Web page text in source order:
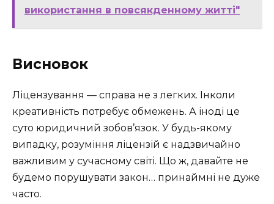
використання в повсякденному житті"
Висновок
Ліцензування — справа не з легких. Інколи
креативність потребує обмежень. А іноді це
суто юридичний зобов’язок. У будь-якому
випадку, розуміння ліцензій є надзвичайно
важливим у сучасному світі. Що ж, давайте не
будемо порушувати закон… принаймні не дуже
часто.